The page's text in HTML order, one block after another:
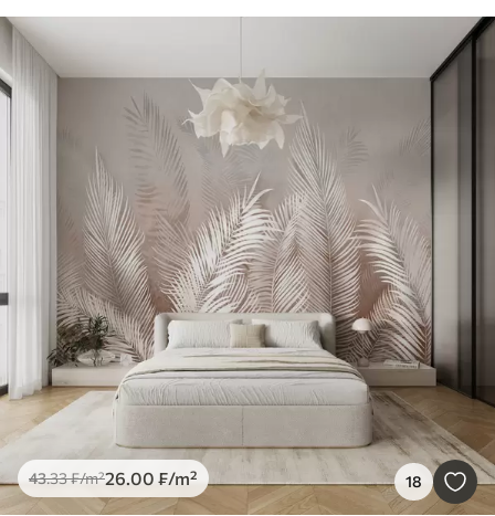
43.33₣/m²26.00 ₣/m² 18